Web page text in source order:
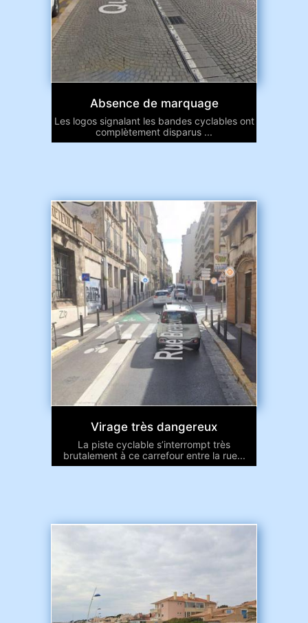
Absence de marquage
Les logos signalant les bandes cyclables ont
complètement disparus ...
Virage très dangereux
La piste cyclable s’interrompt très
brutalement à ce carrefour entre la rue...